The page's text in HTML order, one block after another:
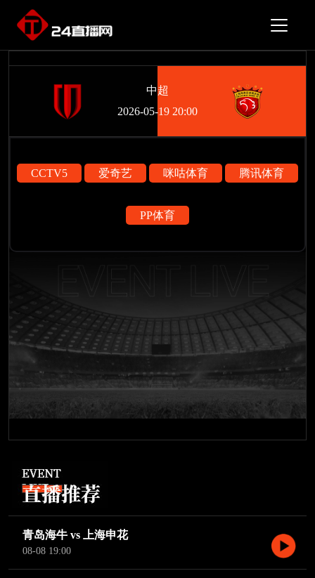
中超
2026-05-19 20:00
CCTV5 爱奇艺 咪咕体育 腾讯体育
PP体育
青岛海牛 vs 上海申花
08-08 19:00